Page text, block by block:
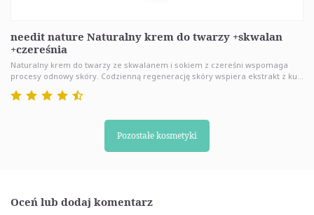
needit nature Naturalny krem do twarzy +skwalan
+czereśnia
Naturalny krem do twarzy ze skwalanem i sokiem z czereśni wspomaga
procesy odnowy skóry. Codzienną regenerację skóry wspiera ekstrakt z ku...
Pozostałe kosmetyki
Oceń lub dodaj komentarz